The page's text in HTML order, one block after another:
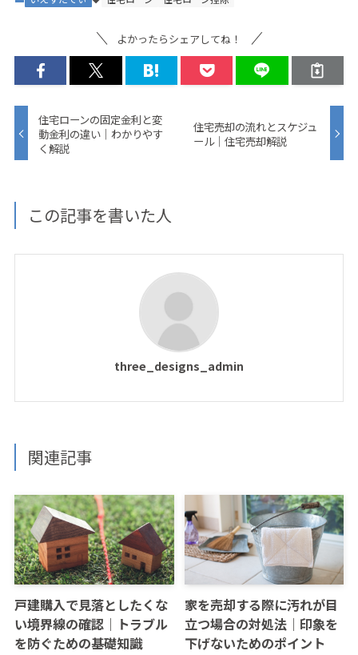
よかったらシェアしてね！
住宅ローンの固定金利と変
動金利の違い｜わかりやす
く解説
住宅売却の流れとスケジュ
ール｜住宅売却解説
この記事を書いた人
three_designs_admin
関連記事
戸建購入で見落としたくな
い境界線の確認｜トラブル
を防ぐための基礎知識
家を売却する際に汚れが目
立つ場合の対処法｜印象を
下げないためのポイント